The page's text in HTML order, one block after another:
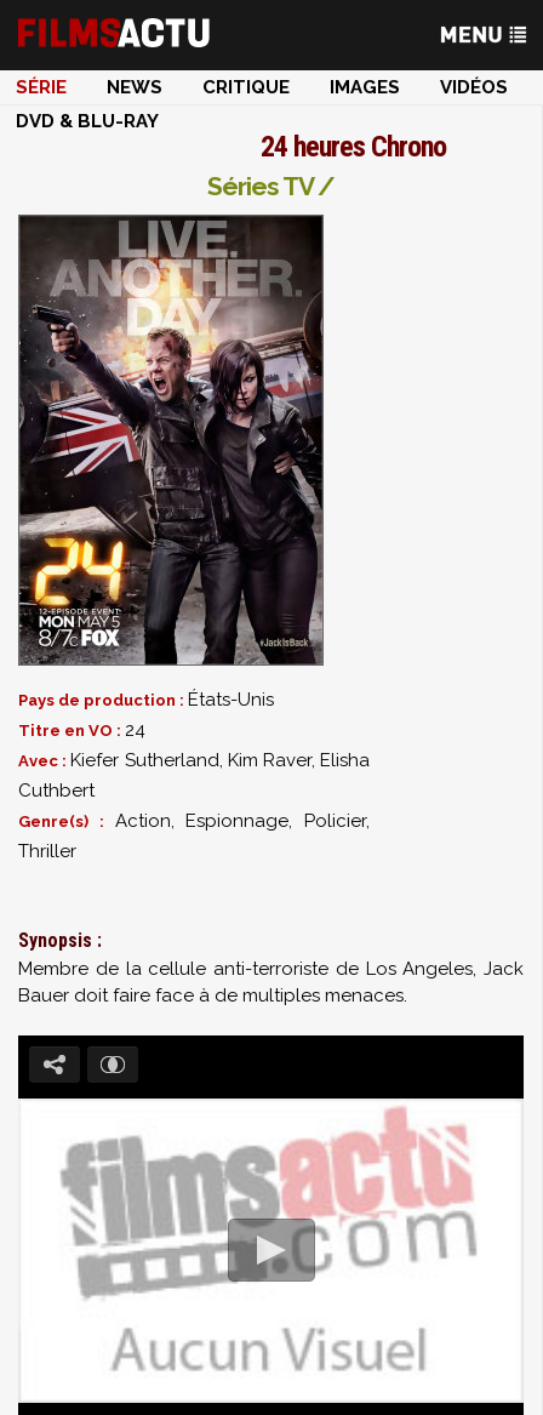
SÉRIE NEWS CRITIQUE IMAGES
VIDÉOS
DVD & BLU-RAY
24 heures Chrono
Séries TV /
Pays de production : États-Unis
Titre en VO : 24
Avec : Kiefer Sutherland, Kim Raver,Elisha
Cuthbert
Genre(s) : Action, Espionnage, Policier,
Thriller
Synopsis :
Membre de la cellule anti-terroriste de Los Angeles, Jack
Bauer doit faire face à de multiples menaces.